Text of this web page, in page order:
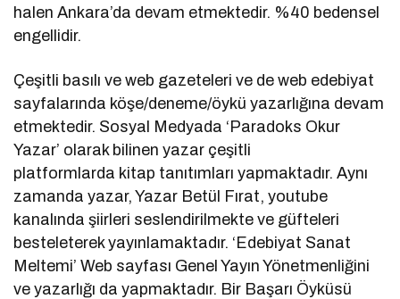
halen Ankara’da devam etmektedir. %40 bedensel
engellidir.
Çeşitli basılı ve web gazeteleri ve de web edebiyat
sayfalarında köşe/deneme/öykü yazarlığına devam
etmektedir. Sosyal Medyada ‘Paradoks Okur
Yazar’ olarak bilinen yazar çeşitli
platformlarda kitap tanıtımları yapmaktadır. Aynı
zamanda yazar, Yazar Betül Fırat, youtube
kanalında şiirleri seslendirilmekte ve güfteleri
besteleterek yayınlamaktadır. ‘Edebiyat Sanat
Meltemi’ Web sayfası Genel Yayın Yönetmenliğini
ve yazarlığı da yapmaktadır. Bir Başarı Öyküsü